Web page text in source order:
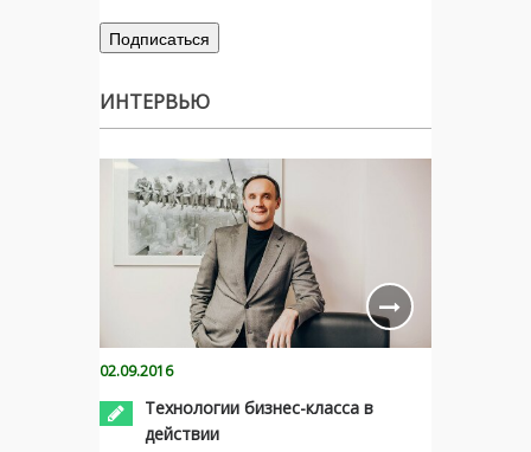
ИНТЕРВЬЮ
02.09.2016
Технологии бизнес-класса в
действии